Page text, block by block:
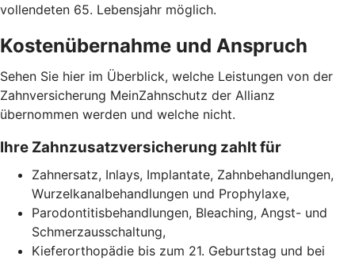
vollendeten 65. Lebensjahr möglich.
Kostenübernahme und Anspruch
Sehen Sie hier im Überblick, welche Leistungen von der
Zahnversicherung MeinZahnschutz der Allianz
übernommen werden und welche nicht.
Ihre Zahnzusatzversicherung zahlt für
Zahnersatz, Inlays, Implantate, Zahnbehandlungen,
Wurzelkanalbehandlungen und Prophylaxe,
Parodontitisbehandlungen, Bleaching, Angst- und
Schmerzausschaltung,
Kieferorthopädie bis zum 21. Geburtstag und bei